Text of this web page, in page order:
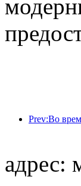
адрес: